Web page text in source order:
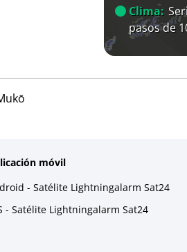
Clima:
pasos de
móvil
- Satélite Lightningalarm Sat24
- Satélite Lightningalarm Sat24